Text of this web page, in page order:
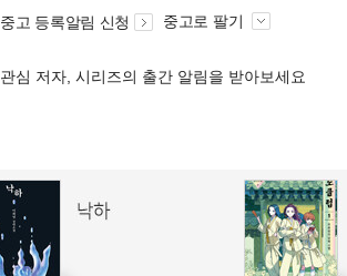
중고 등록알림 신청 중고로 팔기
관심 저자, 시리즈의 출간 알림을 받아보세요